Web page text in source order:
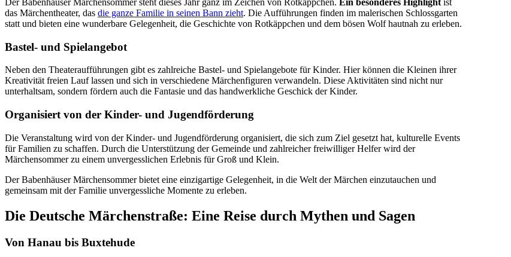
Der Babenhäuser Märchensommer steht dieses Jahr ganz im Zeichen von Rotkäppchen. Ein besonderes Highlight ist
das Märchentheater, das die ganze Familie in seinen Bann zieht. Die Aufführungen finden im malerischen Schlossgarten
statt und bieten eine wunderbare Gelegenheit, die Geschichte von Rotkäppchen und dem bösen Wolf hautnah zu erleben.
Bastel- und Spielangebot
Neben den Theateraufführungen gibt es zahlreiche Bastel- und Spielangebote für Kinder. Hier können die Kleinen ihrer
Kreativität freien Lauf lassen und sich in verschiedene Märchenfiguren verwandeln. Diese Aktivitäten sind nicht nur
unterhaltsam, sondern fördern auch die Fantasie und das handwerkliche Geschick der Kinder.
Organisiert von der Kinder- und Jugendförderung
Die Veranstaltung wird von der Kinder- und Jugendförderung organisiert, die sich zum Ziel gesetzt hat, kulturelle Events
für Familien zu schaffen. Durch die Unterstützung der Gemeinde und zahlreicher freiwilliger Helfer wird der
Märchensommer zu einem unvergesslichen Erlebnis für Groß und Klein.
Der Babenhäuser Märchensommer bietet eine einzigartige Gelegenheit, in die Welt der Märchen einzutauchen und
gemeinsam mit der Familie unvergessliche Momente zu erleben.
Die Deutsche Märchenstraße: Eine Reise durch Mythen und Sagen
Von Hanau bis Buxtehude